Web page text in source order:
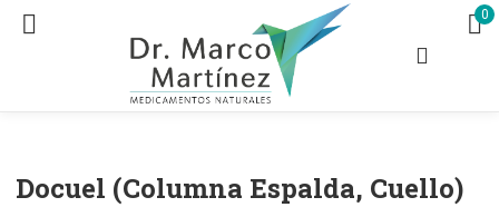
0
Docuel (Columna Espalda, Cuello)